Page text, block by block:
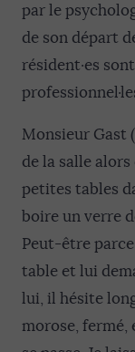
par le
de son départ
résident·es
Monsieur Gast
de la salle
petites tables
boire un verre
Peut-être parce
table et lui
lui, il hésite
morose, fermé,